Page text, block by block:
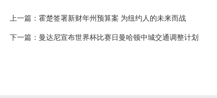
上一篇： 霍楚签署新财年州预算案 为纽约人的未来而战
下一篇： 曼达尼宣布世界杯比赛日曼哈顿中城交通调整计划